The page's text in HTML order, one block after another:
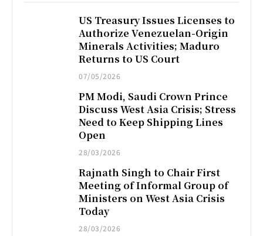
US Treasury Issues Licenses to
Authorize Venezuelan-Origin
Minerals Activities; Maduro
Returns to US Court
07/05/2026
PM Modi, Saudi Crown Prince
Discuss West Asia Crisis; Stress
Need to Keep Shipping Lines
Open
28/03/2026
Rajnath Singh to Chair First
Meeting of Informal Group of
Ministers on West Asia Crisis
Today
28/03/2026